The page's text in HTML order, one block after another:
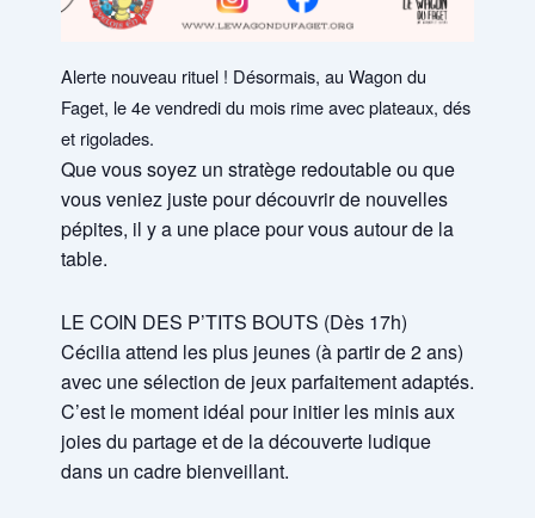
Alerte nouveau rituel ! Désormais, au Wagon du
Faget, le 4e vendredi du mois rime avec plateaux, dés
et rigolades.
Que vous soyez un stratège redoutable ou que
vous veniez juste pour découvrir de nouvelles
pépites, il y a une place pour vous autour de la
table.
LE COIN DES P’TITS BOUTS (Dès 17h)
Cécilia attend les plus jeunes (à partir de 2 ans)
avec une sélection de jeux parfaitement adaptés.
C’est le moment idéal pour initier les minis aux
joies du partage et de la découverte ludique
dans un cadre bienveillant.